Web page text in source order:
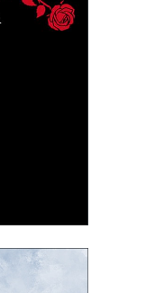
Tadeusz
laty: „Kto
wie”.